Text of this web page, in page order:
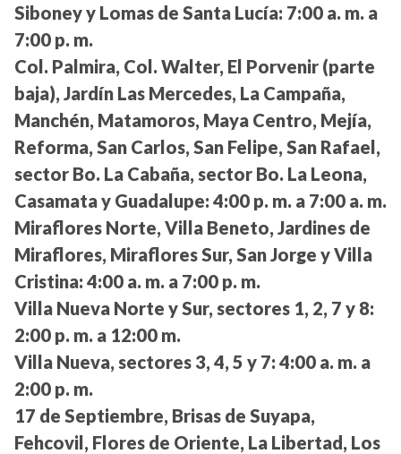
Siboney y Lomas de Santa Lucía: 7:00 a. m. a
7:00 p. m.
Col. Palmira, Col. Walter, El Porvenir (parte
baja), Jardín Las Mercedes, La Campaña,
Manchén, Matamoros, Maya Centro, Mejía,
Reforma, San Carlos, San Felipe, San Rafael,
sector Bo. La Cabaña, sector Bo. La Leona,
Casamata y Guadalupe: 4:00 p. m. a 7:00 a. m.
Miraflores Norte, Villa Beneto, Jardines de
Miraflores, Miraflores Sur, San Jorge y Villa
Cristina: 4:00 a. m. a 7:00 p. m.
Villa Nueva Norte y Sur, sectores 1, 2, 7 y 8:
2:00 p. m. a 12:00 m.
Villa Nueva, sectores 3, 4, 5 y 7: 4:00 a. m. a
2:00 p. m.
17 de Septiembre, Brisas de Suyapa,
Fehcovil, Flores de Oriente, La Libertad, Los